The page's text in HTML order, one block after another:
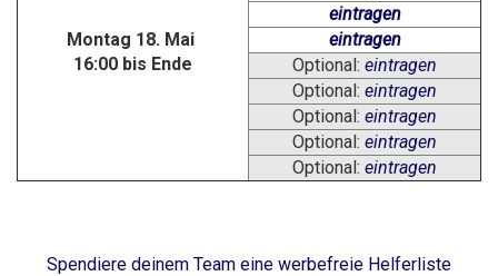
Montag 18. Mai
16:00 bis Ende
eintragen
eintragen
Optional: eintragen
Optional: eintragen
Optional: eintragen
Optional: eintragen
Optional: eintragen
Spendiere deinem Team eine werbefreie Helferliste